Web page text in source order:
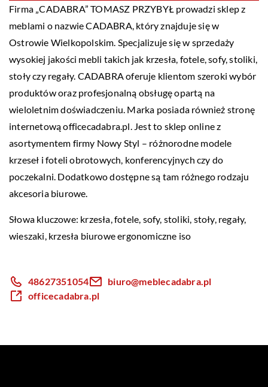
Firma „CADABRA” TOMASZ PRZYBYŁ prowadzi sklep z
meblami o nazwie CADABRA, który znajduje się w
Ostrowie Wielkopolskim. Specjalizuje się w sprzedaży
wysokiej jakości mebli takich jak krzesła, fotele, sofy, stoliki,
stoły czy regały. CADABRA oferuje klientom szeroki wybór
produktów oraz profesjonalną obsługę opartą na
wieloletnim doświadczeniu. Marka posiada również stronę
internetową officecadabra.pl. Jest to sklep online z
asortymentem firmy Nowy Styl – różnorodne modele
krzeseł i foteli obrotowych, konferencyjnych czy do
poczekalni. Dodatkowo dostępne są tam różnego rodzaju
akcesoria biurowe.
Słowa kluczowe: krzesła, fotele, sofy, stoliki, stoły, regały,
wieszaki, krzesła biurowe ergonomiczne iso
48627351054
biuro@meblecadabra.pl
officecadabra.pl